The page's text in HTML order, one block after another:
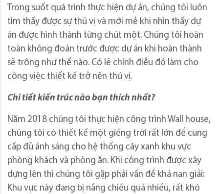
Trong suốt quá trình thực hiện dự án, chúng tôi luôn
tìm thấy được sự thú vị và mới mẻ khi nhìn thấy dự
án được hình thành từng chút một. Chúng tôi hoàn
toàn không đoán trước được dự án khi hoàn thành
sẽ trông như thế nào. Có lẽ chính điều đó làm cho
công việc thiết kế trở nên thú vị.
Chi tiết kiến trúc nào bạn thích nhất?
Năm 2018 chúng tôi thực hiện công trình Wall house,
chúng tôi có thiết kế một giếng trời rất lớn để cung
cấp đủ ánh sáng cho hệ thống cây xanh khu vực
phòng khách và phòng ăn. Khi công trình được xây
dựng lên thì chúng tôi gặp phải vấn đề khá nan giải:
Khu vực này đang bị nắng chiếu quá nhiều, rất khó